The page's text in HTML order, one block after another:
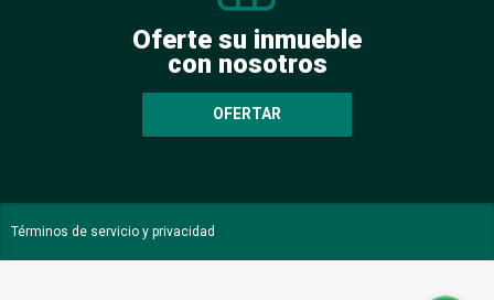
Oferte su inmueble
con nosotros
OFERTAR
Términos de servicio y privacidad